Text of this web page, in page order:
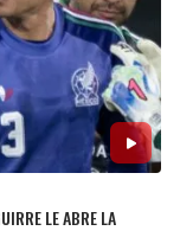
LE ABRE LA